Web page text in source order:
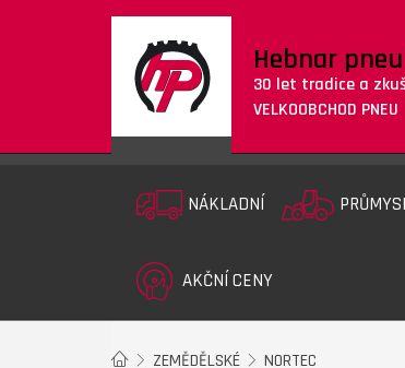
Hebnar
30 let tradice a
VELKOOBCHOD PNEU
NÁKLADNÍ
AKČNÍ CENY
ZEMĚDĚLSKÉ NORTEC